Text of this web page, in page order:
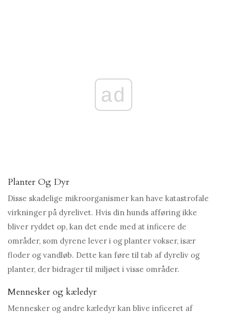
ad
Planter Og Dyr
Disse skadelige mikroorganismer kan have katastrofale
virkninger på dyrelivet. Hvis din hunds afføring ikke
bliver ryddet op, kan det ende med at inficere de
områder, som dyrene lever i og planter vokser, især
floder og vandløb. Dette kan føre til tab af dyreliv og
planter, der bidrager til miljøet i visse områder.
Mennesker og kæledyr
Mennesker og andre kæledyr kan blive inficeret af